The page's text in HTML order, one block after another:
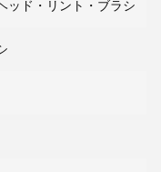
ッド・リント・ブラシ